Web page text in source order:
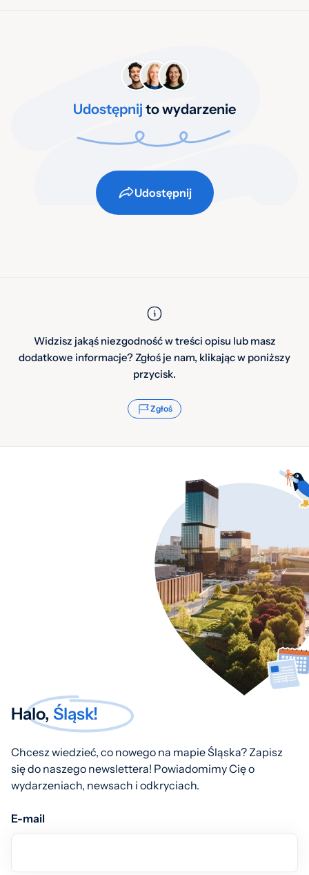
Udostępnij to wydarzenie
Udostępnij
Widzisz jakąś niezgodność w treści opisu lub masz
dodatkowe informacje? Zgłoś je nam, klikając w poniższy
przycisk.
Zgłoś
Halo, Śląsk!
Chcesz wiedzieć, co nowego na mapie Śląska? Zapisz
się do naszego newslettera! Powiadomimy Cię o
wydarzeniach, newsach i odkryciach.
E-mail